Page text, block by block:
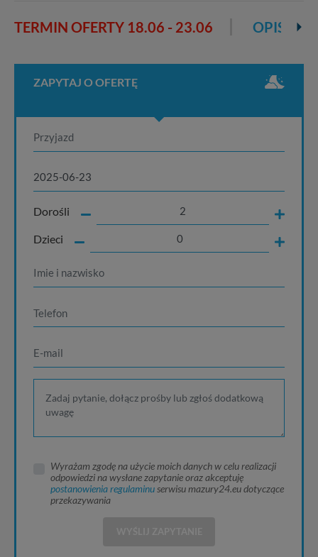
TERMIN OFERTY 18.06 - 23.06 OPIS
ZAPYTAJ O OFERTĘ
Dorośli
Dzieci
Wyrażam zgodę na użycie moich danych w celu realizacji
odpowiedzi na wysłane zapytanie oraz akceptuję
postanowienia regulaminuserwisu mazury24.eu dotyczące
przekazywania